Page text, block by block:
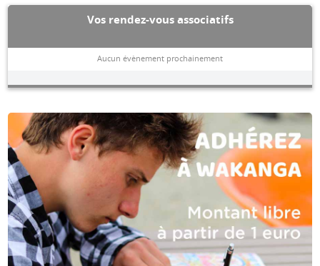
Vos rendez-vous associatifs
Aucun évènement prochainement